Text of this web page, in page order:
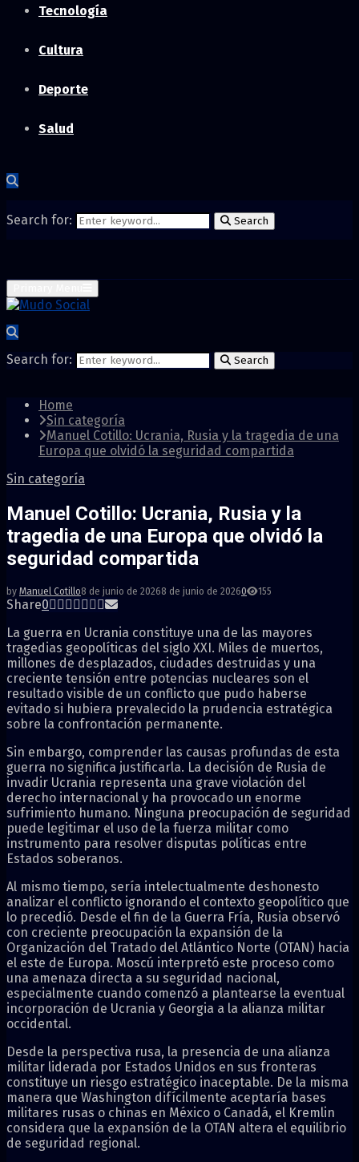
Tecnología
Cultura
Deporte
Salud
Search for: Search
Search for: Search
Home
Sin categoría
Manuel Cotillo: Ucrania, Rusia y la tragedia de una
Europa que olvidó la seguridad compartida
Sin categoría
Manuel Cotillo: Ucrania, Rusia y la
tragedia de una Europa que olvidó la
seguridad compartida
by Manuel Cotillo8 de junio de 20268 de junio de 20260 155
Share0
La guerra en Ucrania constituye una de las mayores
tragedias geopolíticas del siglo XXI. Miles de muertos,
millones de desplazados, ciudades destruidas y una
creciente tensión entre potencias nucleares son el
resultado visible de un conflicto que pudo haberse
evitado si hubiera prevalecido la prudencia estratégica
sobre la confrontación permanente.
Sin embargo, comprender las causas profundas de esta
guerra no significa justificarla. La decisión de Rusia de
invadir Ucrania representa una grave violación del
derecho internacional y ha provocado un enorme
sufrimiento humano. Ninguna preocupación de seguridad
puede legitimar el uso de la fuerza militar como
instrumento para resolver disputas políticas entre
Estados soberanos.
Al mismo tiempo, sería intelectualmente deshonesto
analizar el conflicto ignorando el contexto geopolítico que
lo precedió. Desde el fin de la Guerra Fría, Rusia observó
con creciente preocupación la expansión de la
Organización del Tratado del Atlántico Norte (OTAN) hacia
el este de Europa. Moscú interpretó este proceso como
una amenaza directa a su seguridad nacional,
especialmente cuando comenzó a plantearse la eventual
incorporación de Ucrania y Georgia a la alianza militar
occidental.
Desde la perspectiva rusa, la presencia de una alianza
militar liderada por Estados Unidos en sus fronteras
constituye un riesgo estratégico inaceptable. De la misma
manera que Washington difícilmente aceptaría bases
militares rusas o chinas en México o Canadá, el Kremlin
considera que la expansión de la OTAN altera el equilibrio
de seguridad regional.